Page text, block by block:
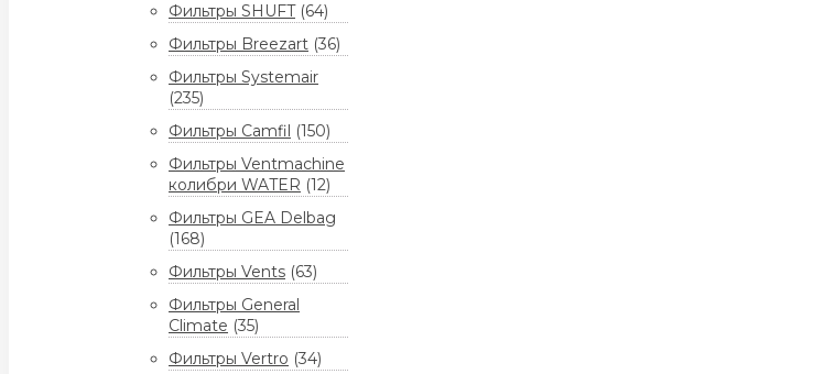
Фильтры SHUFT (64)
Фильтры Breezart (36)
Фильтры Systemair
(235)
Фильтры Camfil (150)
Фильтры Ventmachine
колибри WATER (12)
Фильтры GEA Delbag
(168)
Фильтры Vents (63)
Фильтры General
Climate (35)
Фильтры Vertro (34)